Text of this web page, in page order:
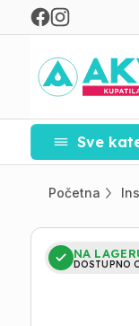
Sve
Početna
NA
DOSTUPNO